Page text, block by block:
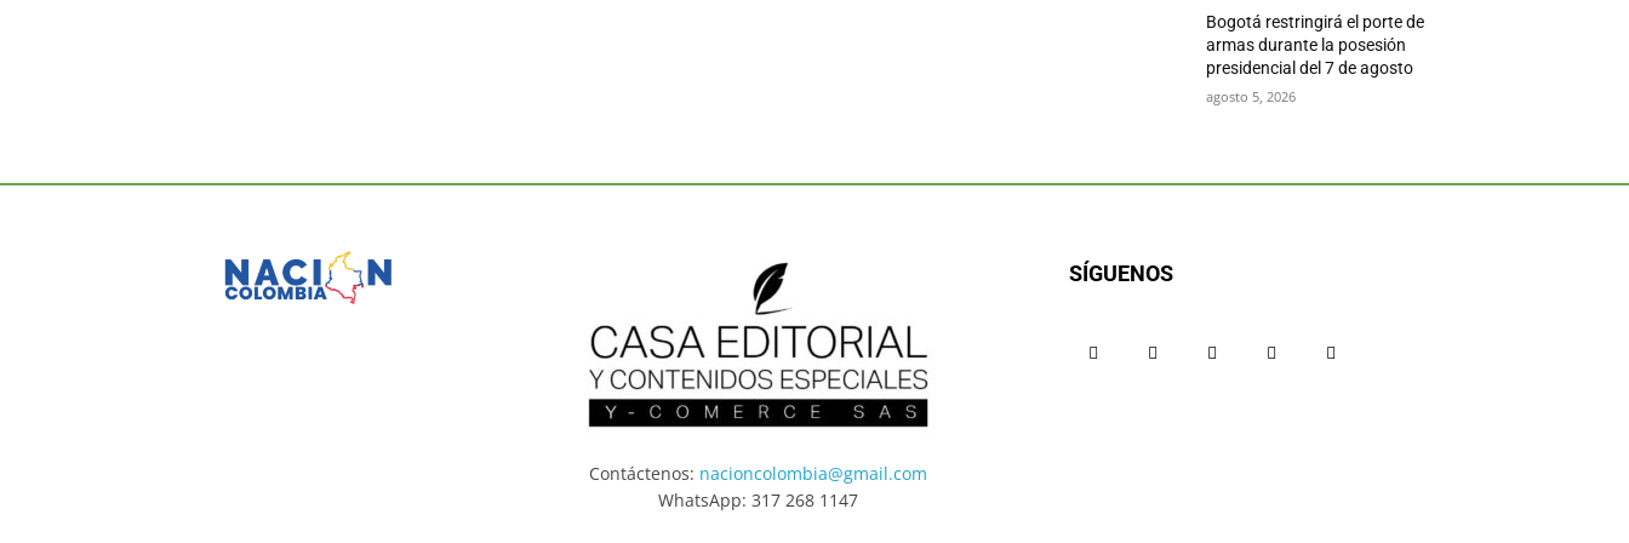
Bogotá restringirá el porte de
armas durante la posesión
presidencial del 7 de agosto
agosto 5, 2026
Contáctenos: nacioncolombia@gmail.com
WhatsApp: 317 268 1147
SÍGUENOS